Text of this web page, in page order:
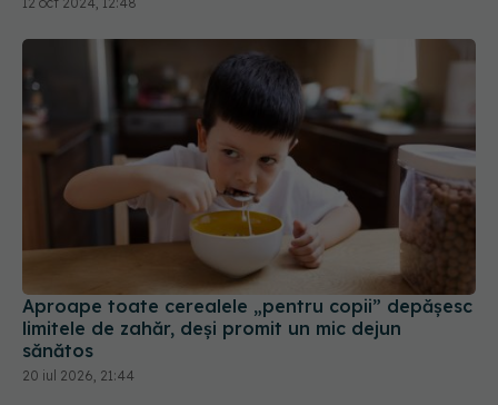
Aproape toate cerealele „pentru copii” depășesc
limitele de zahăr, deși promit un mic dejun
sănătos
20 iul 2026, 21:44